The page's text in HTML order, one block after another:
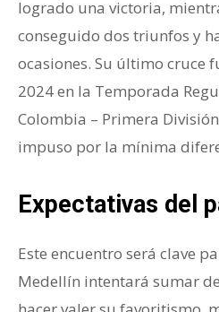
logrado una victoria,
conseguido dos triunfos y
ocasiones. Su último cruce
2024 en la Temporada
Colombia – Primera
impuso por la mínima
Expectativas del
Este encuentro será clave
Medellín intentará sumar